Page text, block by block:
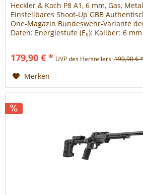
Heckler & Koch P8 A1, 6 mm, Gas,
Einstellbares Shoot-Up GBB
One-Magazin Bundeswehr-Variante
Daten: Energiestufe (E₀): Kaliber: 6
Gewicht: 815 g Empfohlene BBs: 0,20 g
179,90 € * UVP des Herstellers:199,90 €
Merken